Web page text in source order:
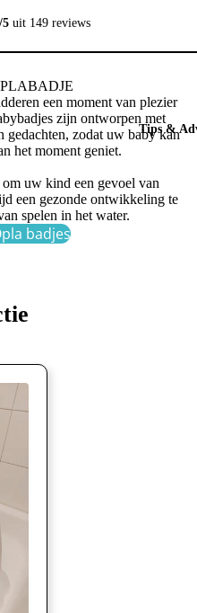
Tips &
5 uit 149 reviews
een moment van plezier
zijn ontworpen met
zodat uw baby kan
het moment geniet.
uw kind een gevoel van
een gezonde ontwikkeling te
spelen in het water.
badjes